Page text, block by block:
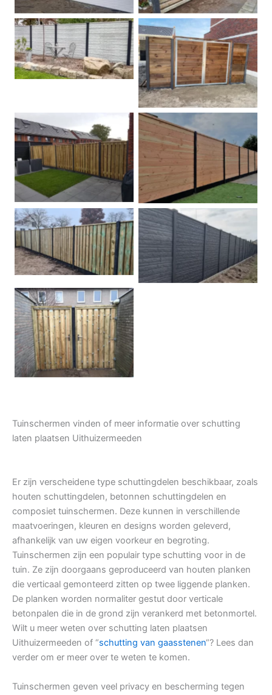
Betonschutting
Dubbele poort
Betonpalen schutting Douglas
Hout beton schuttingen Rots motief antraciet
Tuindeur grenen
Tuinschermen vinden of meer informatie over schutting
laten plaatsen Uithuizermeeden
Er zijn verscheidene type schuttingdelen beschikbaar, zoals
houten schuttingdelen, betonnen schuttingdelen en
composiet tuinschermen. Deze kunnen in verschillende
maatvoeringen, kleuren en designs worden geleverd,
afhankelijk van uw eigen voorkeur en begroting.
Tuinschermen zijn een populair type schutting voor in de
tuin. Ze zijn doorgaans geproduceerd van houten planken
die verticaal gemonteerd zitten op twee liggende planken.
De planken worden normaliter gestut door verticale
betonpalen die in de grond zijn verankerd met betonmortel.
Wilt u meer weten over schutting laten plaatsen
Uithuizermeeden of “schutting van gaasstenen“? Lees dan
verder om er meer over te weten te komen.
Tuinschermen geven veel privacy en bescherming tegen